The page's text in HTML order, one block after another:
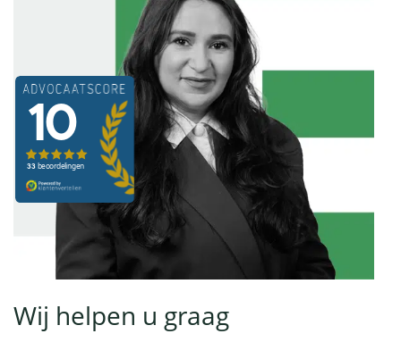
Wij helpen u graag